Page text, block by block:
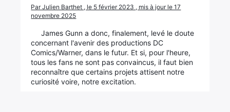
Par Julien Barthet , le 5 février 2023 , mis à jour le 17
novembre 2025
James Gunn a donc, finalement, levé le doute
concernant l'avenir des productions DC
Comics/Warner, dans le futur. Et si, pour l'heure,
tous les fans ne sont pas convaincus, il faut bien
reconnaître que certains projets attisent notre
curiosité voire, notre excitation.